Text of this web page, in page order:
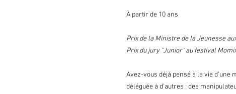
À partir de 10 ans
Prix de la Ministre de la Jeunesse
Prix du jury "Junior" au festival
Avez-vous déjà pensé à la vie
déléguée à d’autres : des